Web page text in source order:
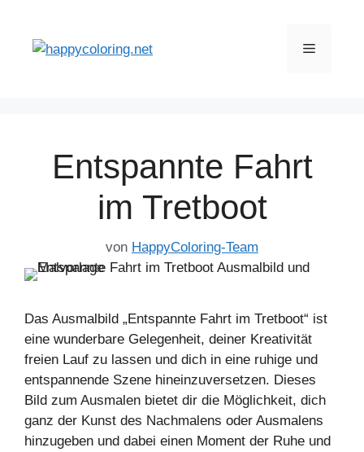
springen
Menü
Entspannte Fahrt
im Tretboot
von HappyColoring-Team
Das Ausmalbild „Entspannte Fahrt im Tretboot“ ist
eine wunderbare Gelegenheit, deiner Kreativität
freien Lauf zu lassen und dich in eine ruhige und
entspannende Szene hineinzuversetzen. Dieses
Bild zum Ausmalen bietet dir die Möglichkeit, dich
ganz der Kunst des Nachmalens oder Ausmalens
hinzugeben und dabei einen Moment der Ruhe und